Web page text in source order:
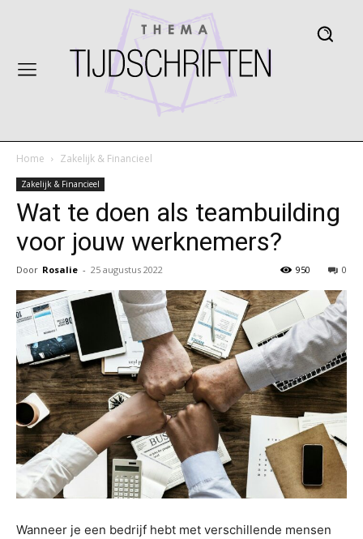
Home Zakelijk & Financieel
Zakelijk & Financieel
Wat te doen als teambuilding
voor jouw werknemers?
Door Rosalie - 25 augustus 2022 0
950
Wanneer je een bedrijf hebt met verschillende mensen